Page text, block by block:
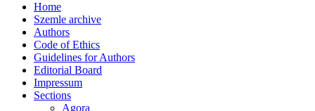
Home
Szemle archive
Authors
Code of Ethics
Guidelines for Authors
Editorial Board
Impressum
Sections
Agora